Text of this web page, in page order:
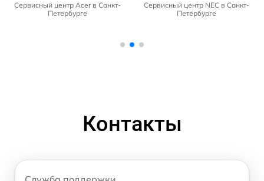
Сервисный центр Acer в Санкт-
Петербурге
Сервисный центр NEC в Санкт-
Петербурге
Контакты